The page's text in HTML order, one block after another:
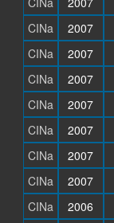
CINa
2007
CINa
2007
CINa
2007
CINa
2007
CINa
2007
CINa
2007
CINa
2007
CINa
2006